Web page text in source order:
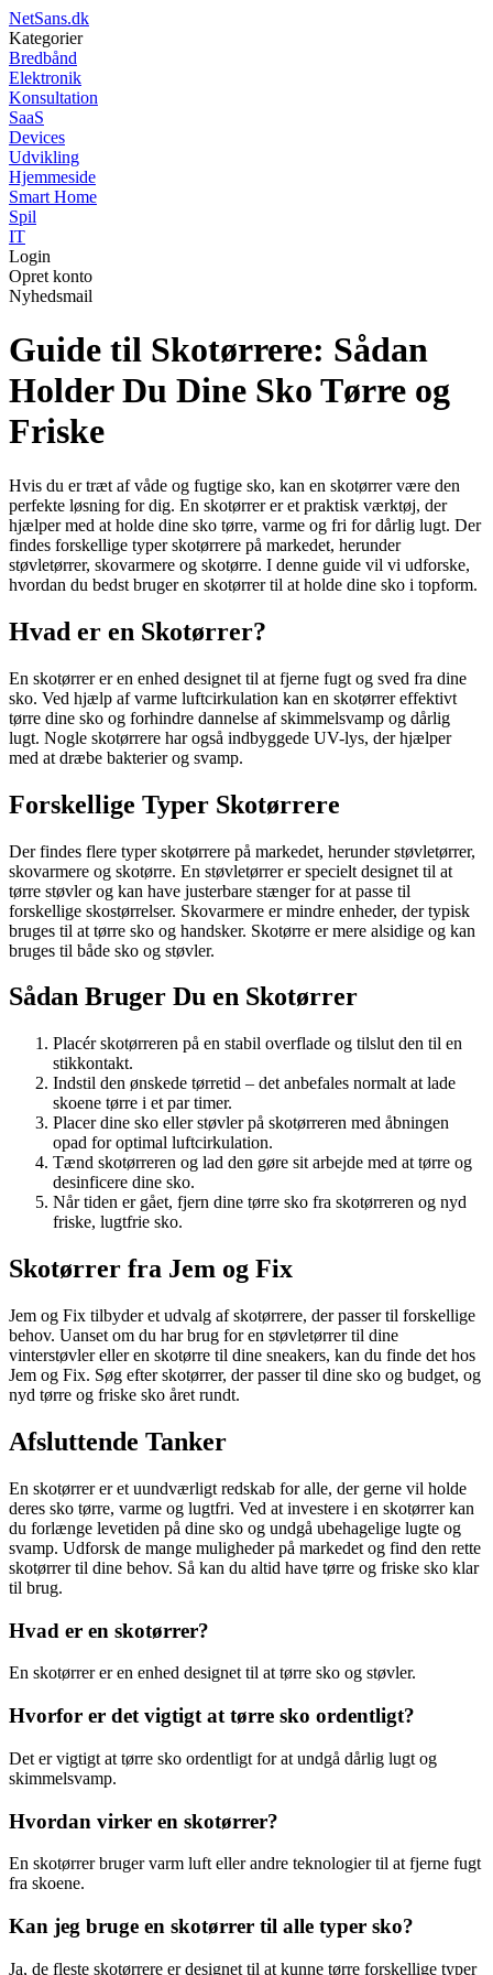
NetSans.dk
Kategorier
Bredbånd
Elektronik
Konsultation
SaaS
Devices
Udvikling
Hjemmeside
Smart Home
Spil
IT
Login
Opret konto
Nyhedsmail
Guide til Skotørrere: Sådan
Holder Du Dine Sko Tørre og
Friske
Hvis du er træt af våde og fugtige sko, kan en skotørrer være den
perfekte løsning for dig. En skotørrer er et praktisk værktøj, der
hjælper med at holde dine sko tørre, varme og fri for dårlig lugt. Der
findes forskellige typer skotørrere på markedet, herunder
støvletørrer, skovarmere og skotørre. I denne guide vil vi udforske,
hvordan du bedst bruger en skotørrer til at holde dine sko i topform.
Hvad er en Skotørrer?
En skotørrer er en enhed designet til at fjerne fugt og sved fra dine
sko. Ved hjælp af varme luftcirkulation kan en skotørrer effektivt
tørre dine sko og forhindre dannelse af skimmelsvamp og dårlig
lugt. Nogle skotørrere har også indbyggede UV-lys, der hjælper
med at dræbe bakterier og svamp.
Forskellige Typer Skotørrere
Der findes flere typer skotørrere på markedet, herunder støvletørrer,
skovarmere og skotørre. En støvletørrer er specielt designet til at
tørre støvler og kan have justerbare stænger for at passe til
forskellige skostørrelser. Skovarmere er mindre enheder, der typisk
bruges til at tørre sko og handsker. Skotørre er mere alsidige og kan
bruges til både sko og støvler.
Sådan Bruger Du en Skotørrer
Placér skotørreren på en stabil overflade og tilslut den til en
stikkontakt.
Indstil den ønskede tørretid – det anbefales normalt at lade
skoene tørre i et par timer.
Placer dine sko eller støvler på skotørreren med åbningen
opad for optimal luftcirkulation.
Tænd skotørreren og lad den gøre sit arbejde med at tørre og
desinficere dine sko.
Når tiden er gået, fjern dine tørre sko fra skotørreren og nyd
friske, lugtfrie sko.
Skotørrer fra Jem og Fix
Jem og Fix tilbyder et udvalg af skotørrere, der passer til forskellige
behov. Uanset om du har brug for en støvletørrer til dine
vinterstøvler eller en skotørre til dine sneakers, kan du finde det hos
Jem og Fix. Søg efter skotørrer, der passer til dine sko og budget, og
nyd tørre og friske sko året rundt.
Afsluttende Tanker
En skotørrer er et uundværligt redskab for alle, der gerne vil holde
deres sko tørre, varme og lugtfri. Ved at investere i en skotørrer kan
du forlænge levetiden på dine sko og undgå ubehagelige lugte og
svamp. Udforsk de mange muligheder på markedet og find den rette
skotørrer til dine behov. Så kan du altid have tørre og friske sko klar
til brug.
Hvad er en skotørrer?
En skotørrer er en enhed designet til at tørre sko og støvler.
Hvorfor er det vigtigt at tørre sko ordentligt?
Det er vigtigt at tørre sko ordentligt for at undgå dårlig lugt og
skimmelsvamp.
Hvordan virker en skotørrer?
En skotørrer bruger varm luft eller andre teknologier til at fjerne fugt
fra skoene.
Kan jeg bruge en skotørrer til alle typer sko?
Ja, de fleste skotørrere er designet til at kunne tørre forskellige typer